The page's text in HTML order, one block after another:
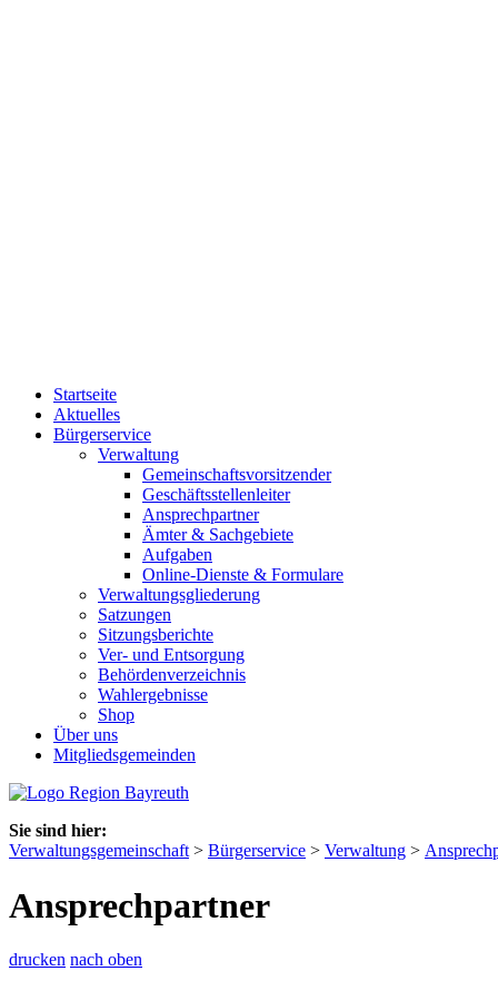
Startseite
Aktuelles
Bürgerservice
Verwaltung
Gemeinschaftsvorsitzender
Geschäftsstellenleiter
Ansprechpartner
Ämter & Sachgebiete
Aufgaben
Online-Dienste & Formulare
Verwaltungsgliederung
Satzungen
Sitzungsberichte
Ver- und Entsorgung
Behördenverzeichnis
Wahlergebnisse
Shop
Über uns
Mitgliedsgemeinden
Sie sind hier:
Verwaltungsgemeinschaft > Bürgerservice > Verwaltung >
Ansprechpartner
drucken nach oben